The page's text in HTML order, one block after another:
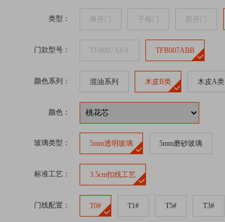
类型： 单开门 子母门 双开门
门款型号： TFB007ABA TFB007ABB
颜色系列： 混油系列 木皮B类 木皮A类
颜色：
玻璃类型： 5mm透明玻璃 5mm磨砂玻璃
标准工艺： 3.5cm扣线工艺
门线配置： T0# T1# T5# T3#